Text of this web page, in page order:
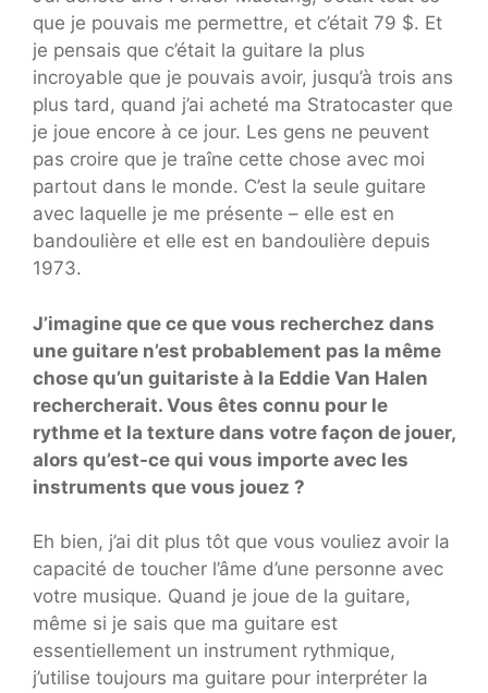
que je pouvais me permettre, et c’était 79 $. Et
je pensais que c’était la guitare la plus
incroyable que je pouvais avoir, jusqu’à trois ans
plus tard, quand j’ai acheté ma Stratocaster que
je joue encore à ce jour. Les gens ne peuvent
pas croire que je traîne cette chose avec moi
partout dans le monde. C’est la seule guitare
avec laquelle je me présente – elle est en
bandoulière et elle est en bandoulière depuis
1973.
J’imagine que ce que vous recherchez dans
une guitare n’est probablement pas la même
chose qu’un guitariste à la Eddie Van Halen
rechercherait. Vous êtes connu pour le
rythme et la texture dans votre façon de jouer,
alors qu’est-ce qui vous importe avec les
instruments que vous jouez ?
Eh bien, j’ai dit plus tôt que vous vouliez avoir la
capacité de toucher l’âme d’une personne avec
votre musique. Quand je joue de la guitare,
même si je sais que ma guitare est
essentiellement un instrument rythmique,
j’utilise toujours ma guitare pour interpréter la